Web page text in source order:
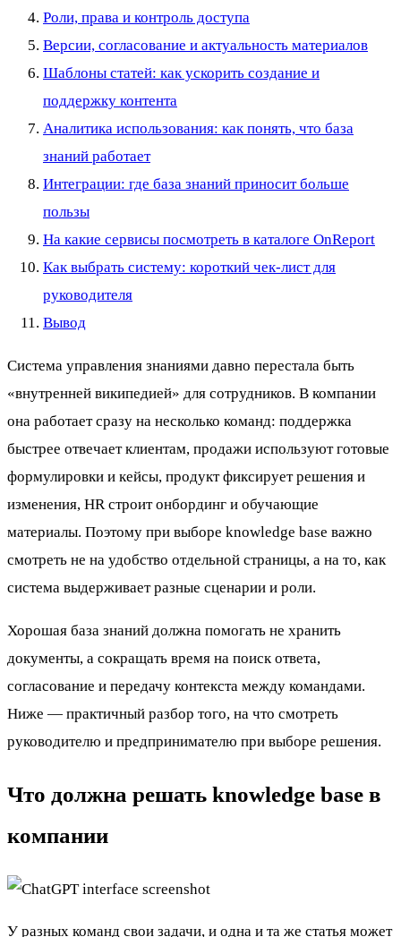
Роли, права и контроль доступа
Версии, согласование и актуальность материалов
Шаблоны статей: как ускорить создание и
поддержку контента
Аналитика использования: как понять, что база
знаний работает
Интеграции: где база знаний приносит больше
пользы
На какие сервисы посмотреть в каталоге OnReport
Как выбрать систему: короткий чек-лист для
руководителя
Вывод
Система управления знаниями давно перестала быть
«внутренней википедией» для сотрудников. В компании
она работает сразу на несколько команд: поддержка
быстрее отвечает клиентам, продажи используют готовые
формулировки и кейсы, продукт фиксирует решения и
изменения, HR строит онбординг и обучающие
материалы. Поэтому при выборе knowledge base важно
смотреть не на удобство отдельной страницы, а на то, как
система выдерживает разные сценарии и роли.
Хорошая база знаний должна помогать не хранить
документы, а сокращать время на поиск ответа,
согласование и передачу контекста между командами.
Ниже — практичный разбор того, на что смотреть
руководителю и предпринимателю при выборе решения.
Что должна решать knowledge base в
компании
У разных команд свои задачи, и одна и та же статья может